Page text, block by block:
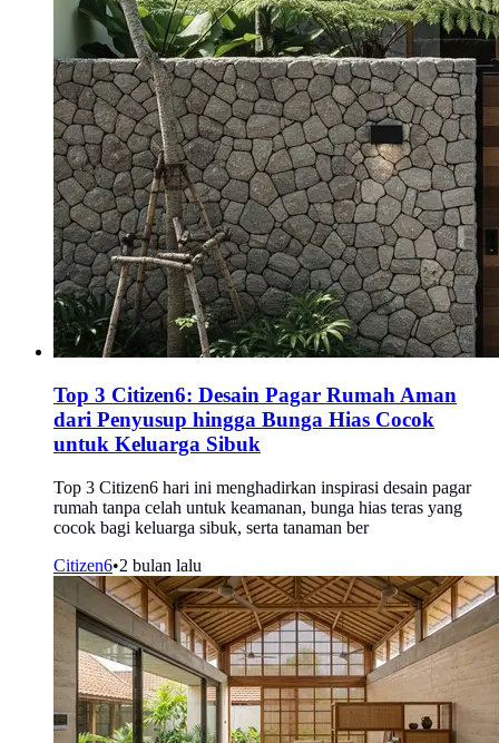
Top 3 Citizen6: Desain Pagar Rumah Aman
dari Penyusup hingga Bunga Hias Cocok
untuk Keluarga Sibuk
Top 3 Citizen6 hari ini menghadirkan inspirasi desain pagar
rumah tanpa celah untuk keamanan, bunga hias teras yang
cocok bagi keluarga sibuk, serta tanaman ber
Citizen6•2 bulan lalu